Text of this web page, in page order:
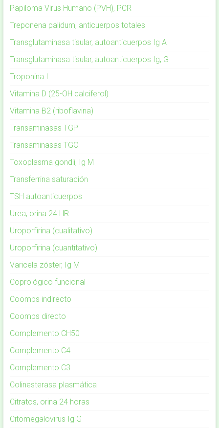
Papiloma Virus Humano (PVH), PCR
Treponena palidum, anticuerpos totales
Transglutaminasa tisular, autoanticuerpos Ig A
Transglutaminasa tisular, autoanticuerpos Ig, G
Troponina I
Vitamina D (25-OH calciferol)
Vitamina B2 (riboflavina)
Transaminasas TGP
Transaminasas TGO
Toxoplasma gondii, Ig M
Transferrina saturación
TSH autoanticuerpos
Urea, orina 24 HR
Uroporfirina (cualitativo)
Uroporfirina (cuantitativo)
Varicela zóster, Ig M
Coprológico funcional
Coombs indirecto
Coombs directo
Complemento CH50
Complemento C4
Complemento C3
Colinesterasa plasmática
Citratos, orina 24 horas
Citomegalovirus Ig G